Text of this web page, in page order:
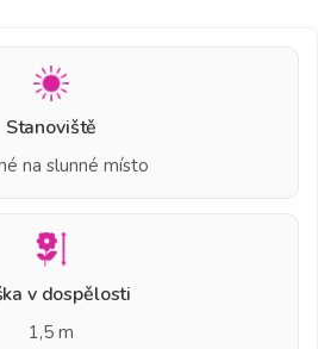
Stanoviště
na slunné místo
v dospělosti
1,5 m